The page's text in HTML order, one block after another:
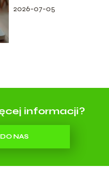
2026-07-05
informacji?
NAS